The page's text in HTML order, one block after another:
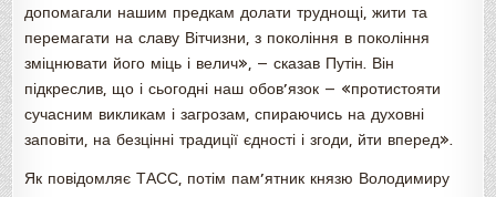
допомагали нашим предкам долати труднощі, жити та
перемагати на славу Вітчизни, з покоління в покоління
зміцнювати його міць і велич», — сказав Путін. Він
підкреслив, що і сьогодні наш обов’язок — «протистояти
сучасним викликам і загрозам, спираючись на духовні
заповіти, на безцінні традиції єдності і згоди, йти вперед».
Як повідомляє ТАСС, потім пам’ятник князю Володимиру